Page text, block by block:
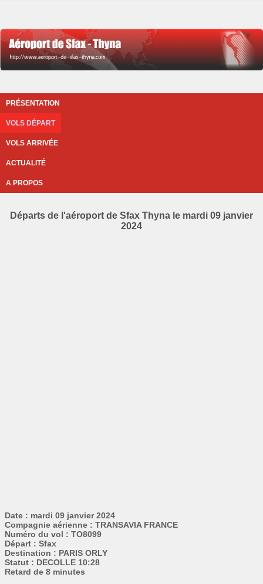
PRÉSENTATION
VOLS DÉPART
VOLS ARRIVÉE
ACTUALITÉ
A PROPOS
Départs de l'aéroport de Sfax Thyna le mardi 09 janvier
2024
Date : mardi 09 janvier 2024
Compagnie aérienne : TRANSAVIA FRANCE
Numéro du vol : TO8099
Départ : Sfax
Destination : PARIS ORLY
Statut : DECOLLE 10:28
Retard de 8 minutes